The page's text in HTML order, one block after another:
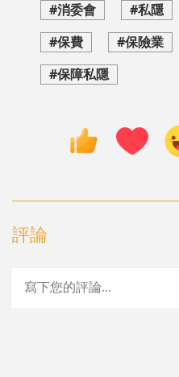
#消委會 #私隱
#保費
#保險業
#保障私隱
評論